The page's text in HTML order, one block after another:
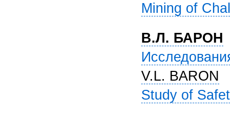
Mining of
В.Л. БАРОН
V.L. BARON
Study of